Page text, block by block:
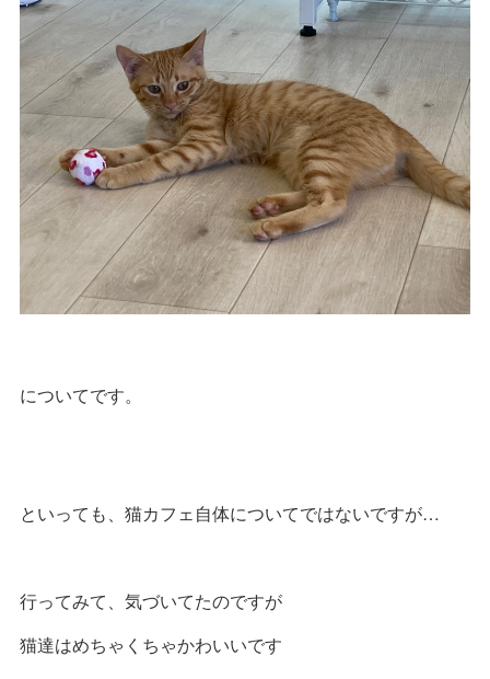
についてです。
といっても、猫カフェ自体についてではないですが…
行ってみて、気づいてたのですが
猫達はめちゃくちゃかわいいです